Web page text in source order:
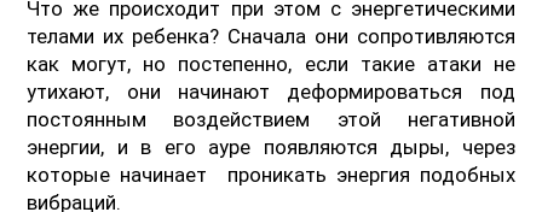
Что же происходит при этом с энергетическими
телами их ребенка? Сначала они сопротивляются
как могут, но постепенно, если такие атаки не
утихают, они начинают деформироваться под
постоянным воздействием этой негативной
энергии, и в его ауре появляются дыры, через
которые начинает проникать энергия подобных
вибраций.